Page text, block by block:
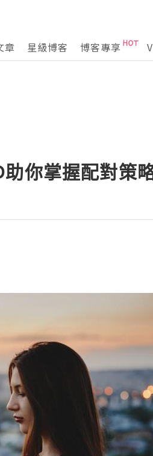
章 星級博客 博客專享
你掌握配對策